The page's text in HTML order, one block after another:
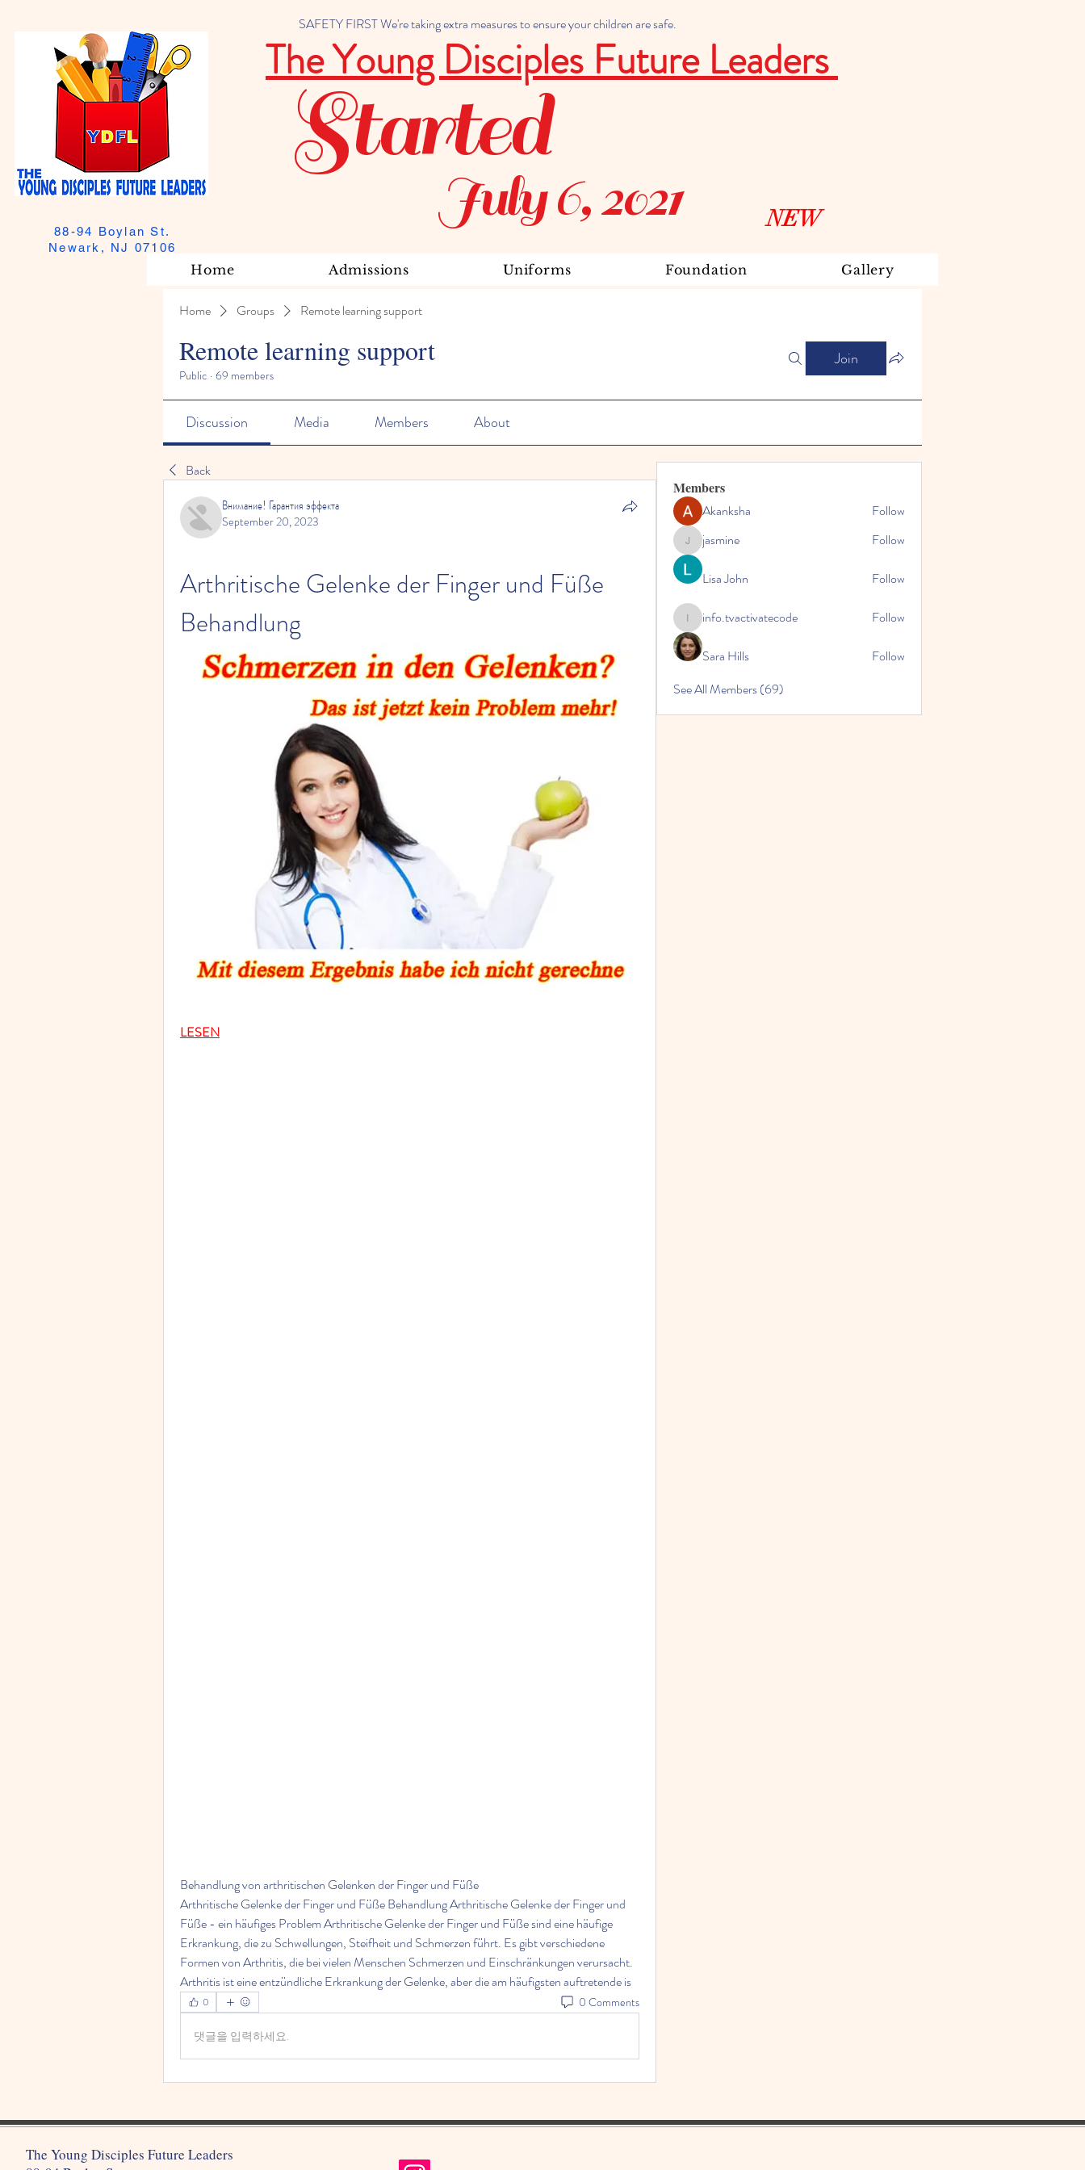
SAFETY FIRST We're taking extra measures to ensure your children are safe.
88-94 Boylan St.
Newark, NJ 07106
The Young Disciples Future Leaders
July 6, 2021
Started
Home Admissions Uniforms Foundation Gallery
NEW
Home Groups Remote learning support
Remote learning support
Public · 69 members
Join
Discussion Media Members About
Back
Внимание! Гарантия эффекта
September 20, 2023
Arthritische Gelenke der Finger und Füße
Behandlung
LESEN
Behandlung von arthritischen Gelenken der Finger und Füße
Arthritische Gelenke der Finger und Füße Behandlung Arthritische Gelenke der Finger und
Füße - ein häufiges Problem Arthritische Gelenke der Finger und Füße sind eine häufige
Erkrankung, die zu Schwellungen, Steifheit und Schmerzen führt. Es gibt verschiedene
Formen von Arthritis, die bei vielen Menschen Schmerzen und Einschränkungen verursacht.
Arthritis ist eine entzündliche Erkrankung der Gelenke, aber die am häufigsten auftretende is
0 0 Comments
댓글을 입력하세요.
Members
Akanksha
Follow
jasminejasmine Follow
Lisa John Follow
info.tvactivatecode
info.tvactivatecode Follow
Sara Hills
Follow
See All Members (69)
The Young Disciples Future Leaders